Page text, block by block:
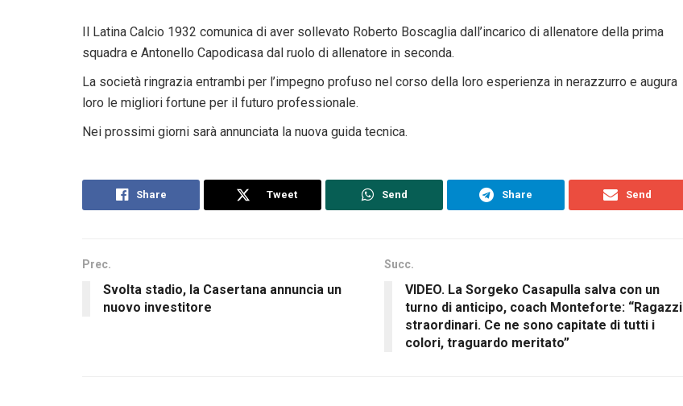
Il Latina Calcio 1932 comunica di aver sollevato Roberto Boscaglia dall’incarico di allenatore della prima
squadra e Antonello Capodicasa dal ruolo di allenatore in seconda.
La società ringrazia entrambi per l’impegno profuso nel corso della loro esperienza in nerazzurro e augura
loro le migliori fortune per il futuro professionale.
Nei prossimi giorni sarà annunciata la nuova guida tecnica.
Share Tweet Send Share Send
Prec.
Svolta stadio, la Casertana annuncia un
nuovo investitore
Succ.
VIDEO. La Sorgeko Casapulla salva con un
turno di anticipo, coach Monteforte: “Ragazzi
straordinari. Ce ne sono capitate di tutti i
colori, traguardo meritato”